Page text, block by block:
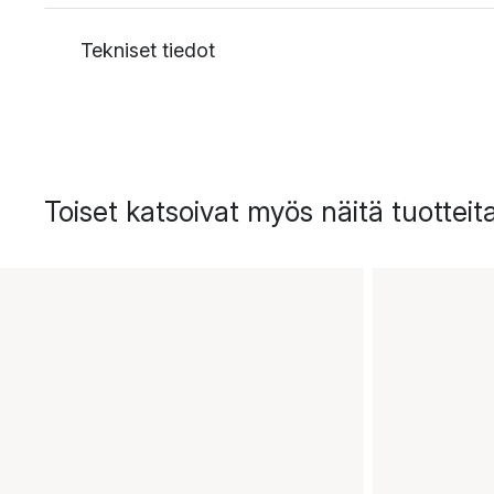
Tekniset tiedot
Toiset katsoivat myös näitä